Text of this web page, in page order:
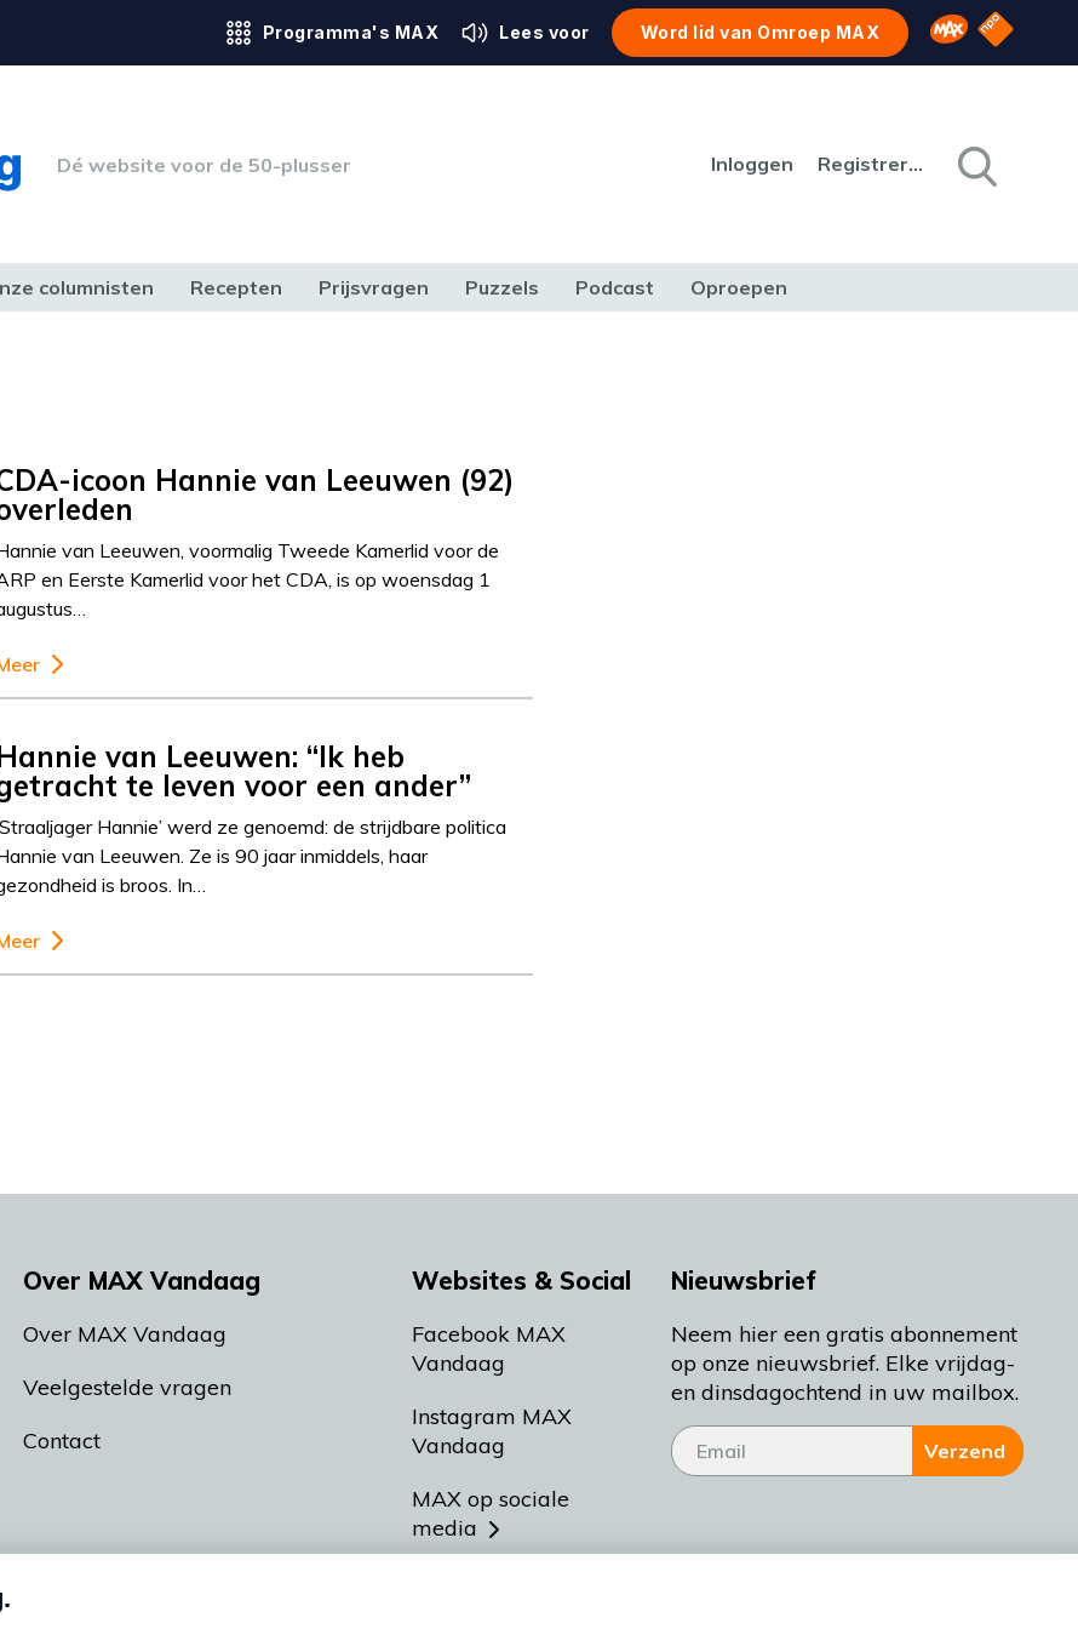
Programma's MAX Lees voor Word lid van Omroep MAX Omroep MAX
NPO
Dé website voor de 50-plusser Inloggen Registreren
columnisten Recepten Prijsvragen Puzzels Podcast Oproepen
icoon Hannie van Leeuwen (92)
van Leeuwen, voormalig Tweede Kamerlid voor de
en Eerste Kamerlid voor het CDA, is op woensdag 1
van Leeuwen: “Ik heb
te leven voor een ander”
Hannie’ werd ze genoemd: de strijdbare politica
van Leeuwen. Ze is 90 jaar inmiddels, haar
is broos. In…
Over MAX Vandaag
Over MAX Vandaag
Veelgestelde vragen
Contact
Websites & Social
Facebook MAX
Vandaag
Instagram MAX
Vandaag
MAX op sociale
media
Nieuwsbrief
Neem hier een gratis abonnement
op onze nieuwsbrief. Elke vrijdag-
en dinsdagochtend in uw mailbox.
Verzend